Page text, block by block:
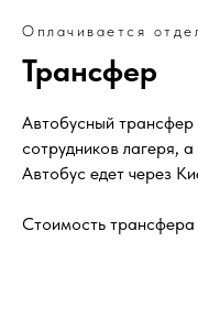
Оплачивается
Трансфер
Автобусный
сотрудников лагеря,
Автобус едет через
Стоимость трансфера